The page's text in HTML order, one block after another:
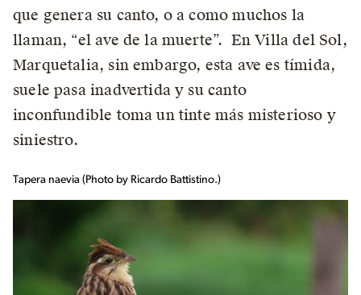
que genera su canto, o a como muchos la
llaman, “el ave de la muerte”. En Villa del Sol,
Marquetalia, sin embargo, esta ave es tímida,
suele pasa inadvertida y su canto
inconfundible toma un tinte más misterioso y
siniestro.
Tapera naevia (Photo by Ricardo Battistino.)